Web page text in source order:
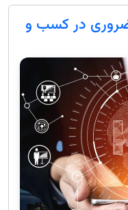
ضروری در کسب و